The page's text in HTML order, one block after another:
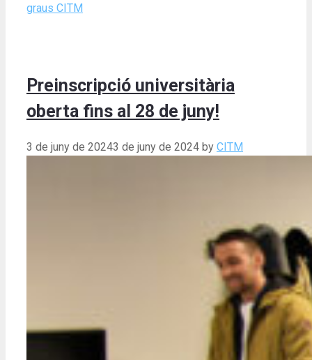
graus CITM
Preinscripció universitària
oberta fins al 28 de juny!
3 de juny de 20243 de juny de 2024 by CITM